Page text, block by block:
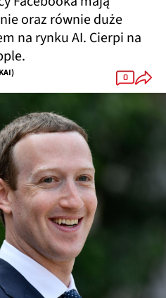
oraz równie duże
na rynku AI. Cierpi na
0